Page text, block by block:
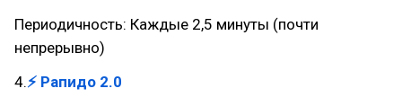
Периодичность: Каждые 2,5 минуты (почти
непрерывно)
4.⚡ Рапидо 2.0